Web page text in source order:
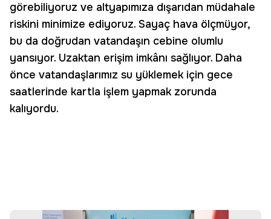
görebiliyoruz ve altyapımıza dışarıdan müdahale
riskini minimize ediyoruz. Sayaç hava ölçmüyor,
bu da doğrudan vatandaşın cebine olumlu
yansıyor. Uzaktan erişim imkânı sağlıyor. Daha
önce vatandaşlarımız su yüklemek için gece
saatlerinde kartla işlem yapmak zorunda
kalıyordu.